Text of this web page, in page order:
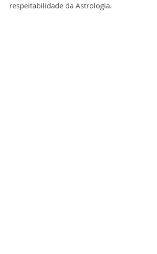
respeitabilidade da Astrologia.